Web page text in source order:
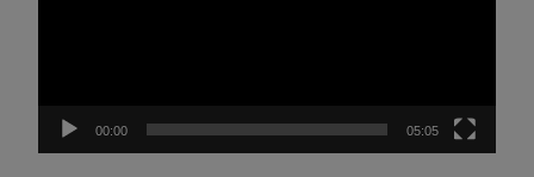
00:00 05:05